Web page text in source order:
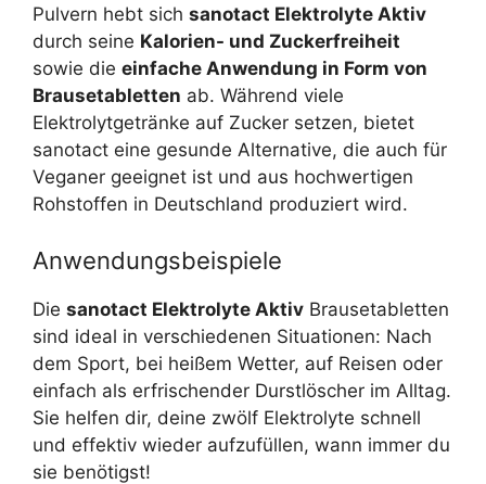
Pulvern hebt sich sanotact Elektrolyte Aktiv
durch seine Kalorien- und Zuckerfreiheit
sowie die einfache Anwendung in Form von
Brausetabletten ab. Während viele
Elektrolytgetränke auf Zucker setzen, bietet
sanotact eine gesunde Alternative, die auch für
Veganer geeignet ist und aus hochwertigen
Rohstoffen in Deutschland produziert wird.
Anwendungsbeispiele
Die sanotact Elektrolyte Aktiv Brausetabletten
sind ideal in verschiedenen Situationen: Nach
dem Sport, bei heißem Wetter, auf Reisen oder
einfach als erfrischender Durstlöscher im Alltag.
Sie helfen dir, deine zwölf Elektrolyte schnell
und effektiv wieder aufzufüllen, wann immer du
sie benötigst!